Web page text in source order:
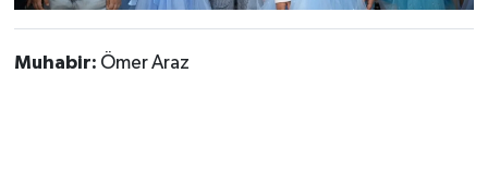
Muhabir: Ömer Araz